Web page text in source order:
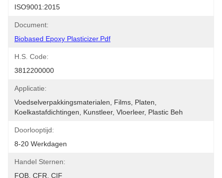
ISO9001:2015
Document:
Biobased Epoxy Plasticizer.pdf
H.S. Code:
3812200000
Applicatie:
Voedselverpakkingsmaterialen, Films, Platen,
Koelkastafdichtingen, Kunstleer, Vloerleer, Plastic Beh
Doorlooptijd:
8-20 Werkdagen
Handel Sternen:
FOB, CFR, CIF